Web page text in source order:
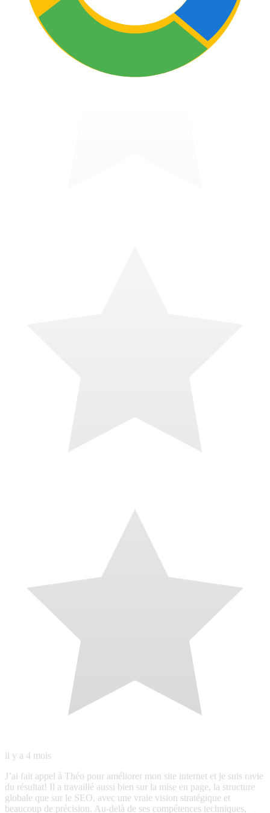
J’ai fait appel à Théo pour améliorer mon site internet et je suis ravie
du résultat! Il a travaillé aussi bien sur la mise en page, la structure
globale que sur le SEO, avec une vraie vision stratégique et
beaucoup de précision. Au-delà de ses compétences techniques,
Théo a été très réactif, toujours disponible et d’une grande rapidité
d’exécution. Les échanges sont fluides, clairs et agréables, ce qui
rend la collaboration vraiment confortable. Un grand merci pour son
professionnalisme, son efficacité et son implication. Je recommande
Théo sans hésitation ! 🙏🏻
Local Guide · 26 avis · 23 photos